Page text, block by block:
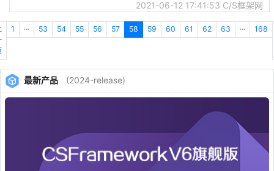
2021-06-12 17:41:53 C/S框架网
1 ··· 53 54 55 56 57 58 59 60 61 62 63 ··· 168
最新产品 (2024-release)